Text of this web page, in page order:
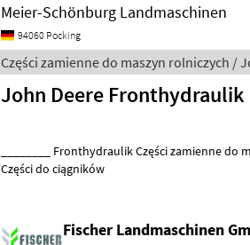
Meier-Schönburg Landmaschinen
94060 Pocking
Części zamienne do maszyn rolniczych /
John Deere Fronthydraulik
________ Fronthydraulik Części zamienne do maszyn rolniczych
Części do ciągników
Fischer Landmaschinen